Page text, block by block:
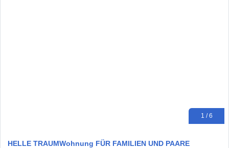
1 / 6
HELLE TRAUMWohnung FÜR FAMILIEN UND PAARE